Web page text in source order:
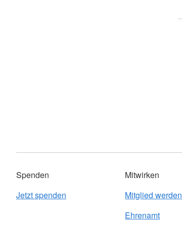
Spenden
Jetzt spenden
Mitwirken
Mitglied werden
Ehrenamt